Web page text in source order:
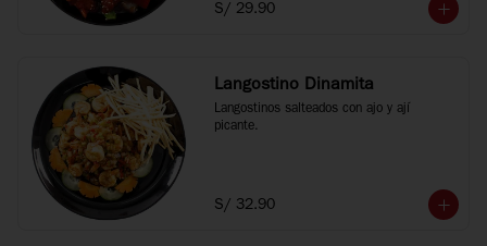
S/ 29.90
Langostino Dinamita
Langostinos salteados con ajo y ají
picante.
S/ 32.90